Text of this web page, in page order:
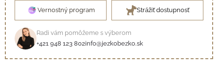
Vernostný program Strážiť dostupnosť
Radi vám pomôžeme s výberom
+421 948 123 802info@jezkobezko.sk